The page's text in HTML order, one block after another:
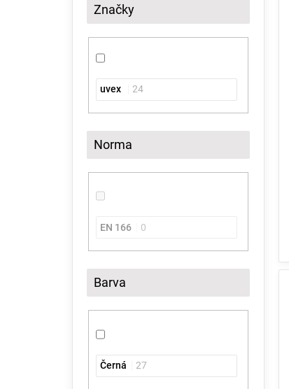
Značky
uvex 24
Norma
EN 166 0
Barva
Černá 27